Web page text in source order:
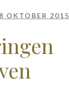
8 OKTOBER 2015